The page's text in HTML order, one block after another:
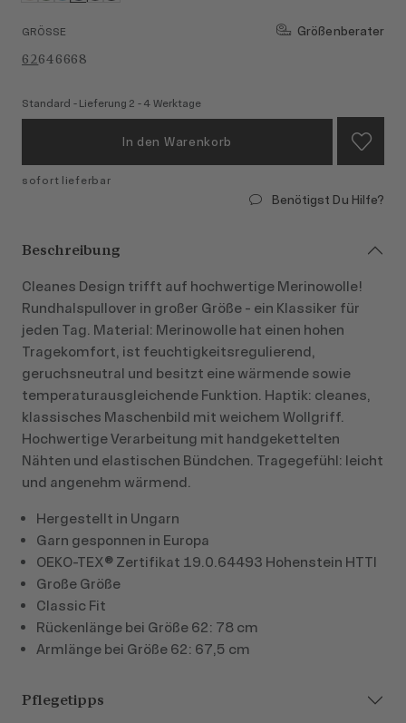
GRÖSSE
Größenberater
62646668
Standard - Lieferung 2 - 4 Werktage
In den Warenkorb
sofort lieferbar
Benötigst Du Hilfe?
Beschreibung
Cleanes Design trifft auf hochwertige Merinowolle!
Rundhalspullover in großer Größe - ein Klassiker für
jeden Tag. Material: Merinowolle hat einen hohen
Tragekomfort, ist feuchtigkeitsregulierend,
geruchsneutral und besitzt eine wärmende sowie
temperaturausgleichende Funktion. Haptik: cleanes,
klassisches Maschenbild mit weichem Wollgriff.
Hochwertige Verarbeitung mit handgekettelten
Nähten und elastischen Bündchen. Tragegefühl: leicht
und angenehm wärmend.
Hergestellt in Ungarn
Garn gesponnen in Europa
OEKO-TEX® Zertifikat 19.0.64493 Hohenstein HTTI
Große Größe
Classic Fit
Rückenlänge bei Größe 62: 78 cm
Armlänge bei Größe 62: 67,5 cm
Pflegetipps